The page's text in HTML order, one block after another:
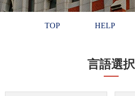
TOP HELP
言語選択